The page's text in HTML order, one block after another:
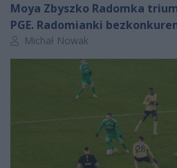
Moya Zbyszko Radomka
PGE. Radomianki
Autor artykułu:
Michał Nowak